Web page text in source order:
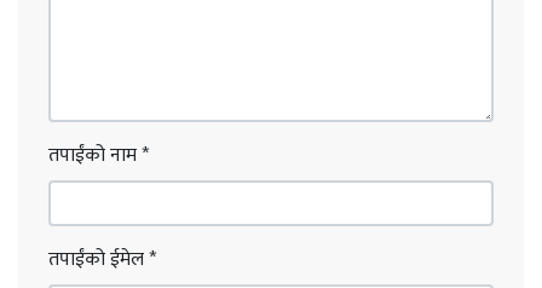
तपाईंको नाम*
तपाईंको ईमेल*